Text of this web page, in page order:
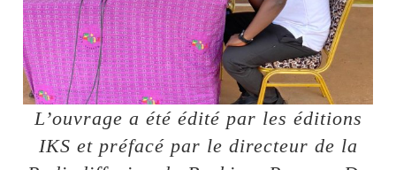
L’ouvrage a été édité par les éditions
IKS et préfacé par le directeur de la